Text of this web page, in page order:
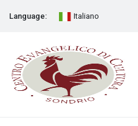
Language: Italiano